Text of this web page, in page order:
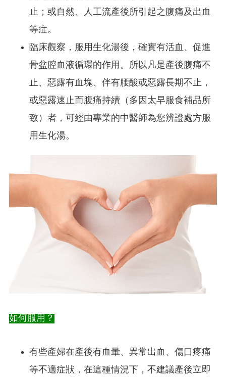
止；或自然、人工流產後所引起之腹痛及出血
等症。
臨床觀察，服用生化湯後，確實有活血、促進
骨盆腔血液循環的作用。所以凡是產後腹痛不
止、惡露有血塊、伴有腰酸或惡露長期不止，
或惡露速止而腹痛持續（多因太早服食補品所
致）者，可經由專業的中醫師為您辨證處方服
用生化湯。
如何服用？
有些產婦在產後有血暈、異常出血、傷口疼痛
等不適症狀，在這種情況下，不建議產後立即